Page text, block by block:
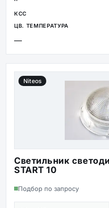
—
Niteos
Светильник
START 10
Подбор по запросу